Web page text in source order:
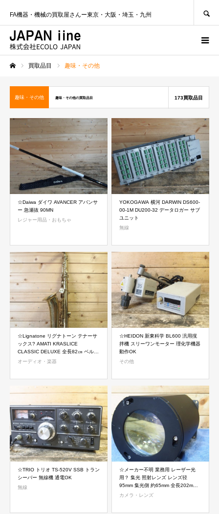
FA機器・機械の買取屋さんー東京・大阪・埼玉・九州
買取品目 趣味・その他
趣味・その他 趣味・その他の買取品目 173買取品目
☆Daiwa ダイワ AVANCER アバンサ
ー 急瀬抜 90MN
レジャー用品・おもちゃ
YOKOGAWA 横河 DARWIN DS600-
00-1M DU200-32 データロガー サブ
ユニット
無線
☆Lignatone リグナトーン テナーサ
ックス? AMATI KRASLICE
CLASSIC DELUXE 全長82㎝ ベル直
径143㎜
オーディオ・楽器
☆HEIDON 新東科学 BL600 汎用撹
拌機 スリーワンモーター 理化学機器
動作OK
その他
☆TRIO トリオ TS-520V SSB トラン
シーバー 無線機 通電OK
無線
☆メーカー不明 業務用 レーザー光
用？ 集光 照射レンズ レンズ径
95mm 集光側 約65mm 全長202mm
重量約8.4kg
カメラ・レンズ